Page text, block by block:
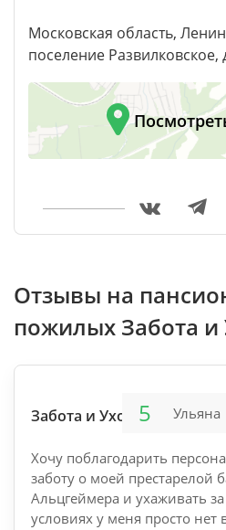
Московская область,
поселение
Отзывы на
пожилых Забота и
Забота и Уход 5 Ульяна
Хочу поблагодарить
заботу о моей престарелой
Альцгеймера и ухаживать
условиях у меня просто нет